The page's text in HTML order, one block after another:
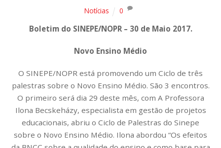
Notícias 0
Boletim do SINEPE/NOPR – 30 de Maio 2017.
Novo Ensino Médio
O SINEPE/NOPR está promovendo um Ciclo de três
palestras sobre o Novo Ensino Médio. São 3 encontros.
O primeiro será dia 29 deste mês, com A Professora
Ilona Becskeházy, especialista em gestão de projetos
educacionais, abriu o Ciclo de Palestras do Sinepe
sobre o Novo Ensino Médio. Ilona abordou “Os efeitos